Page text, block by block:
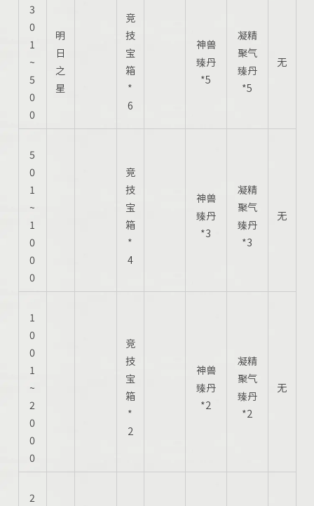
3
0
1
~
5
0
0
明
日
之
星
竞
技
宝
箱
*
6
神兽
臻丹
*5
凝精
聚气
臻丹
*5
无
5
0
1
~
1
0
0
0
竞
技
宝
箱
*
4
神兽
臻丹
*3
凝精
聚气
臻丹
*3
无
1
0
0
1
~
2
0
0
0
竞
技
宝
箱
*
2
神兽
臻丹
*2
凝精
聚气
臻丹
*2
无
2